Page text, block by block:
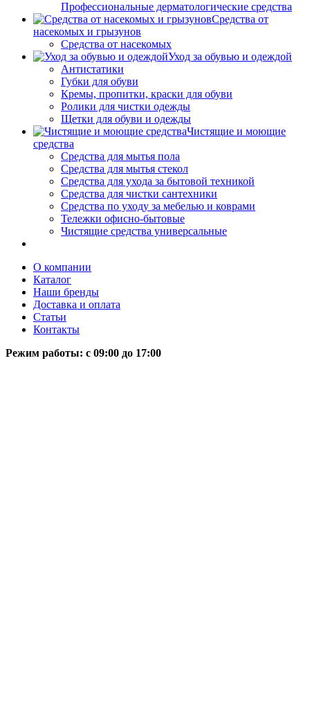
Профессиональные дерматологические средства
Средства от
насекомых и грызунов
Средства от насекомых
Уход за обувью и одеждой
Антистатики
Губки для обуви
Кремы, пропитки, краски для обуви
Ролики для чистки одежды
Щетки для обуви и одежды
Чистящие и моющие
средства
Средства для мытья пола
Средства для мытья стекол
Средства для ухода за бытовой техникой
Средства для чистки сантехники
Средства по уходу за мебелью и коврами
Тележки офисно-бытовые
Чистящие средства универсальные
О компании
Каталог
Наши бренды
Доставка и оплата
Статьи
Контакты
Режим работы: c 09:00 до 17:00